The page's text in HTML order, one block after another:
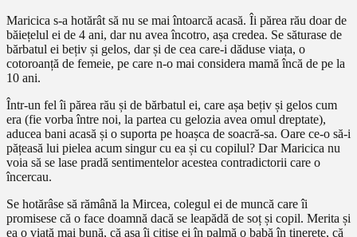
Maricica s-a hotărât să nu se mai întoarcă acasă. Îi părea rău doar de
băiețelul ei de 4 ani, dar nu avea încotro, așa credea. Se săturase de
bărbatul ei bețiv și gelos, dar și de cea care-i dăduse viața, o
cotoroanță de femeie, pe care n-o mai considera mamă încă de pe la
10 ani.
Într-un fel îi părea rău și de bărbatul ei, care așa bețiv și gelos cum
era (fie vorba între noi, la partea cu gelozia avea omul dreptate),
aducea bani acasă și o suporta pe hoașca de soacră-sa. Oare ce-o să-i
pățeasă lui pielea acum singur cu ea și cu copilul? Dar Maricica nu
voia să se lase pradă sentimentelor acestea contradictorii care o
încercau.
Se hotărâse să rămână la Mircea, colegul ei de muncă care îi
promisese că o face doamnă dacă se leapădă de soț și copil. Merita și
ea o viață mai bună, că așa îi citise ei în palmă o babă în tinerețe, că